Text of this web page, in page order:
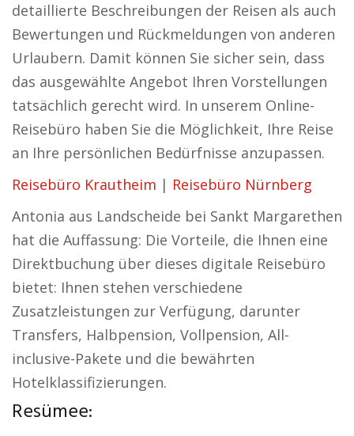
detaillierte Beschreibungen der Reisen als auch
Bewertungen und Rückmeldungen von anderen
Urlaubern. Damit können Sie sicher sein, dass
das ausgewählte Angebot Ihren Vorstellungen
tatsächlich gerecht wird. In unserem Online-
Reisebüro haben Sie die Möglichkeit, Ihre Reise
an Ihre persönlichen Bedürfnisse anzupassen.
Reisebüro Krautheim | Reisebüro Nürnberg
Antonia aus Landscheide bei Sankt Margarethen
hat die Auffassung: Die Vorteile, die Ihnen eine
Direktbuchung über dieses digitale Reisebüro
bietet: Ihnen stehen verschiedene
Zusatzleistungen zur Verfügung, darunter
Transfers, Halbpension, Vollpension, All-
inclusive-Pakete und die bewährten
Hotelklassifizierungen.
Resümee: